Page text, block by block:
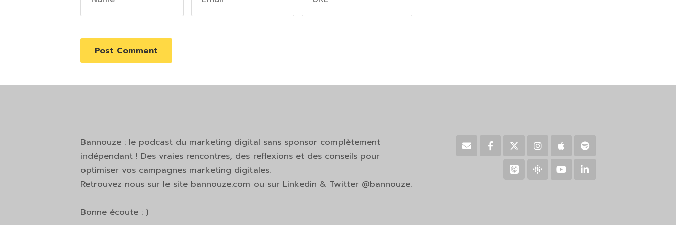
Bannouze : le podcast du marketing digital sans sponsor complètement
indépendant ! Des vraies rencontres, des reflexions et des conseils pour
optimiser vos campagnes marketing digitales.
Retrouvez nous sur le site bannouze.com ou sur Linkedin & Twitter @bannouze.
Bonne écoute : )